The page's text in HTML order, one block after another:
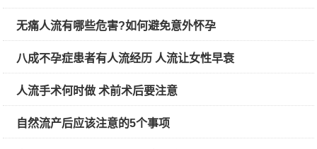
无痛人流有哪些危害?如何避免意外怀孕
八成不孕症患者有人流经历 人流让女性早衰
人流手术何时做 术前术后要注意
自然流产后应该注意的5个事项